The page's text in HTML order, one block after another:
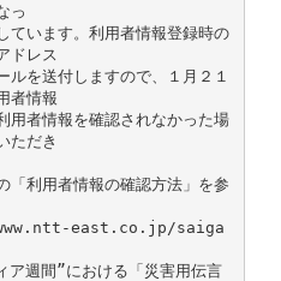
っ
ています。利用者情報登録時の
ドレス
ルを送付しますので、１月２１
者情報
用者情報を確認されなかった場
ただき
「利用者情報の確認方法」を参
east.co.jp/saiga
週間”における「災害用伝言